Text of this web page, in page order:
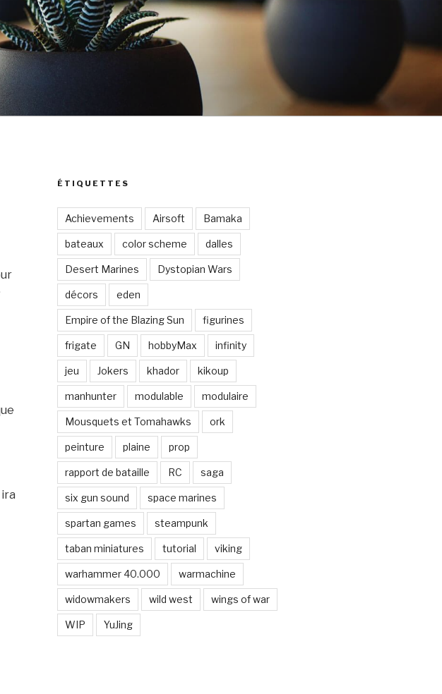
ÉTIQUETTES
Achievements Airsoft Bamaka
bateaux color scheme dalles
Desert Marines Dystopian Wars
décors eden
Empire of the Blazing Sun figurines
frigate GN hobbyMax infinity
jeu Jokers khador kikoup
manhunter modulable modulaire
Mousquets et Tomahawks ork
peinture plaine prop
rapport de bataille RC saga
six gun sound space marines
spartan games steampunk
taban miniatures tutorial viking
warhammer 40.000 warmachine
widowmakers wild west wings of war
WIP YuJing